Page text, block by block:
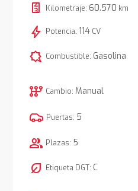
Kilometraje: 60.570 km
bolt Potencia: 114CV
comic_bubble Combustible: Gasolina
auto_transmission Cambio: Manual
Puertas: 5
group Plazas: 5
nest_eco_leaf Etiqueta DGT: C